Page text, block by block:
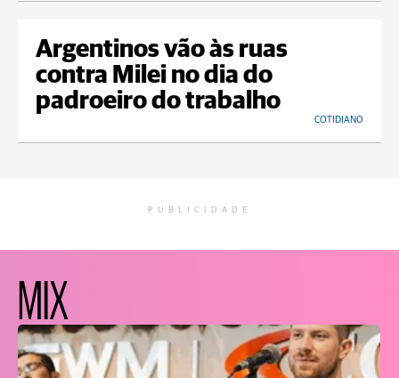
Argentinos vão às ruas
contra Milei no dia do
padroeiro do trabalho
COTIDIANO
PUBLICIDADE
MIX